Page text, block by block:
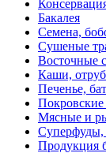
Бакалея
Семена,
Сушеные
Восточные
Каши,
Печенье,
Мясные и
Суперфуды,
Продукция